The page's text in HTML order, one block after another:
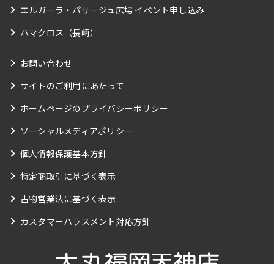
エルガーラ・パサージュ広場 イベント申し込み
ハマクロス（長崎）
お問い合わせ
サイトのご利用にあたって
ホームページのプライバシーポリシー
ソーシャルメディアポリシー
個人情報保護基本方針
特定商取引に基づく表示
古物営業法に基づく表示
カスタマーハラスメント対応方針